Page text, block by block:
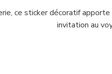
ce sticker décoratif
invitation au